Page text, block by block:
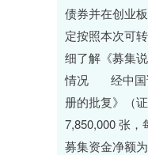
债券并在创业
定按照本次可
细了解《募集
情况 经中国证
册的批复》（
7,850,000 张
募集资金净额